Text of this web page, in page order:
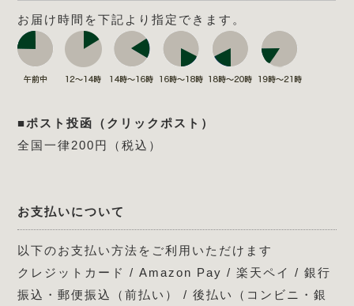
お届け時間を下記より指定できます。
■ポスト投函（クリックポスト）
全国一律200円（税込）
お支払いについて
以下のお支払い方法をご利用いただけます
クレジットカード / Amazon Pay / 楽天ペイ / 銀行
振込・郵便振込（前払い） / 後払い（コンビニ・銀